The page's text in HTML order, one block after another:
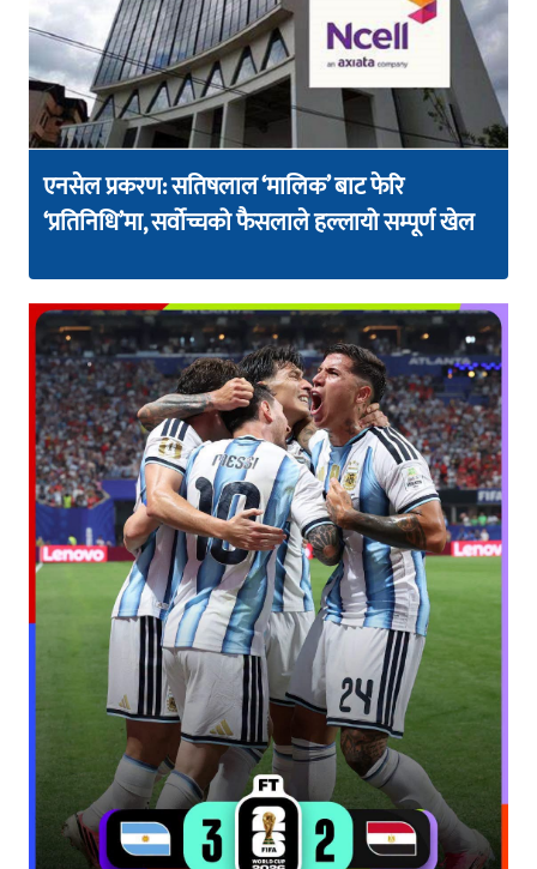
एनसेल प्रकरण: सतिषलाल ‘मालिक’ बाट फेरि
‘प्रतिनिधि’मा, सर्वोच्चको फैसलाले हल्लायो सम्पूर्ण खेल